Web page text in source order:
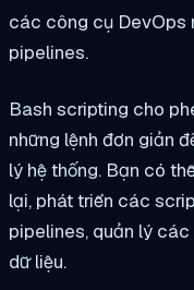
các công cụ DevOps
pipelines.
Bash scripting cho
những lệnh đơn giản
lý hệ thống. Bạn có
lại, phát triển các
pipelines, quản lý
dữ liệu.